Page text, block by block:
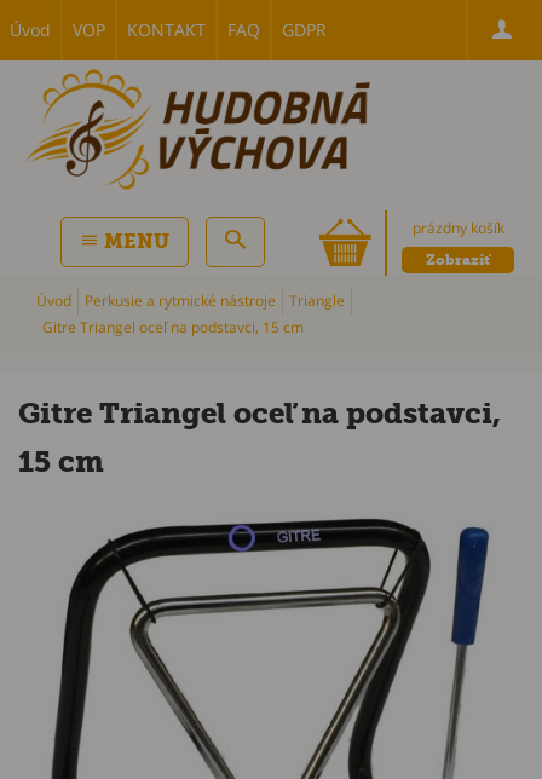
Úvod VOP KONTAKT FAQ GDPR
prázdny košík
Zobraziť
MENU
Úvod Perkusie a rytmické nástroje
Triangle
Gitre Triangel oceľ na podstavci, 15 cm
Gitre Triangel oceľ na podstavci,
15 cm